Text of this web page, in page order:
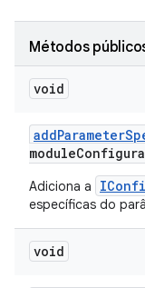
Métodos
void
addParameter
module
Adiciona a
específicas do
void